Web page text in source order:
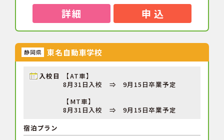
詳細 申 込
静岡県 東名自動車学校
入校日
【AT車】
8月31日入校 ⇒ 9月15日卒業予定
【MT車】
8月31日入校 ⇒ 9月15日卒業予定
宿泊プラン